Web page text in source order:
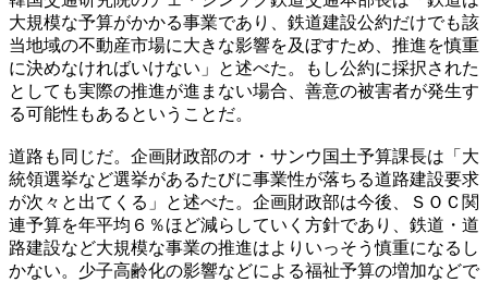
大規模な予算がかかる事業であり、鉄道建設公約だけでも該
当地域の不動産市場に大きな影響を及ぼすため、推進を慎重
に決めなければいけない」と述べた。もし公約に採択された
としても実際の推進が進まない場合、善意の被害者が発生す
る可能性もあるということだ。
道路も同じだ。企画財政部のオ・サンウ国土予算課長は「大
統領選挙など選挙があるたびに事業性が落ちる道路建設要求
が次々と出てくる」と述べた。企画財政部は今後、ＳＯＣ関
連予算を年平均６％ほど減らしていく方針であり、鉄道・道
路建設など大規模な事業の推進はよりいっそう慎重になるし
かない。少子高齢化の影響などによる福祉予算の増加などで